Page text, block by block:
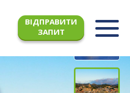
ВІДПРАВИТИ
ЗАПИТ